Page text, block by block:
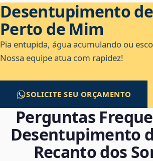
Desentupimento
Perto de Mim
Pia entupida, água acumulando ou
Nossa equipe atua com rapidez!
SOLICITE SEU ORÇAMENTO
Perguntas
Desentupimento
Recanto dos